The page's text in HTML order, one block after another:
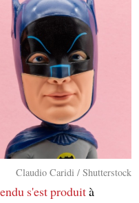
Claudio Caridi / Shutterstock
s'est produità